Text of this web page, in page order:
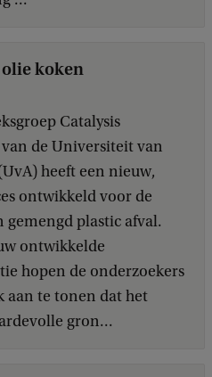
koken
Catalysis
de Universiteit van
heeft een nieuw,
ontwikkeld voor de
gemengd plastic afval.
ontwikkelde
hopen de onderzoekers
aan te tonen dat het
gron...